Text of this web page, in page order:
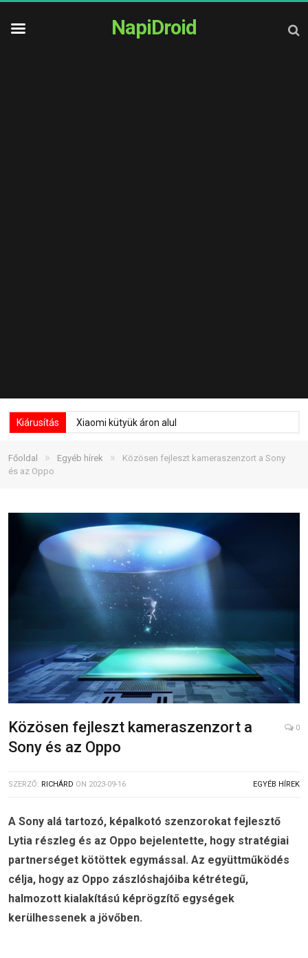
NapiDroid
Kiárusítás Xiaomi kütyük áron alul
Főoldal » Egyéb hírek »
Közösen fejleszt kameraszenzort a Sony
és az Oppo
Közösen fejleszt kameraszenzort a
Sony és az Oppo
0
SZERZŐ: RICHÁRD ON 2023-09-16 EGYÉB HÍREK
A Sony alá tartozó, képalkotó szenzorokat fejlesztő
Lytia részleg és az Oppo bejelentette, hogy stratégiai
partnerséget kötöttek egymással. Az együttműködés
célja, hogy az Oppo zászlóshajóiba kétrétegű,
halmozott kialakítású képrögzítő egységek
kerülhessenek a jövőben.